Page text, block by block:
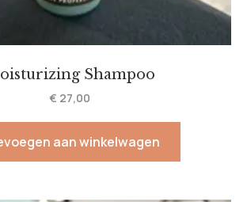
Shampoo
€ 27,00
aan winkelwagen